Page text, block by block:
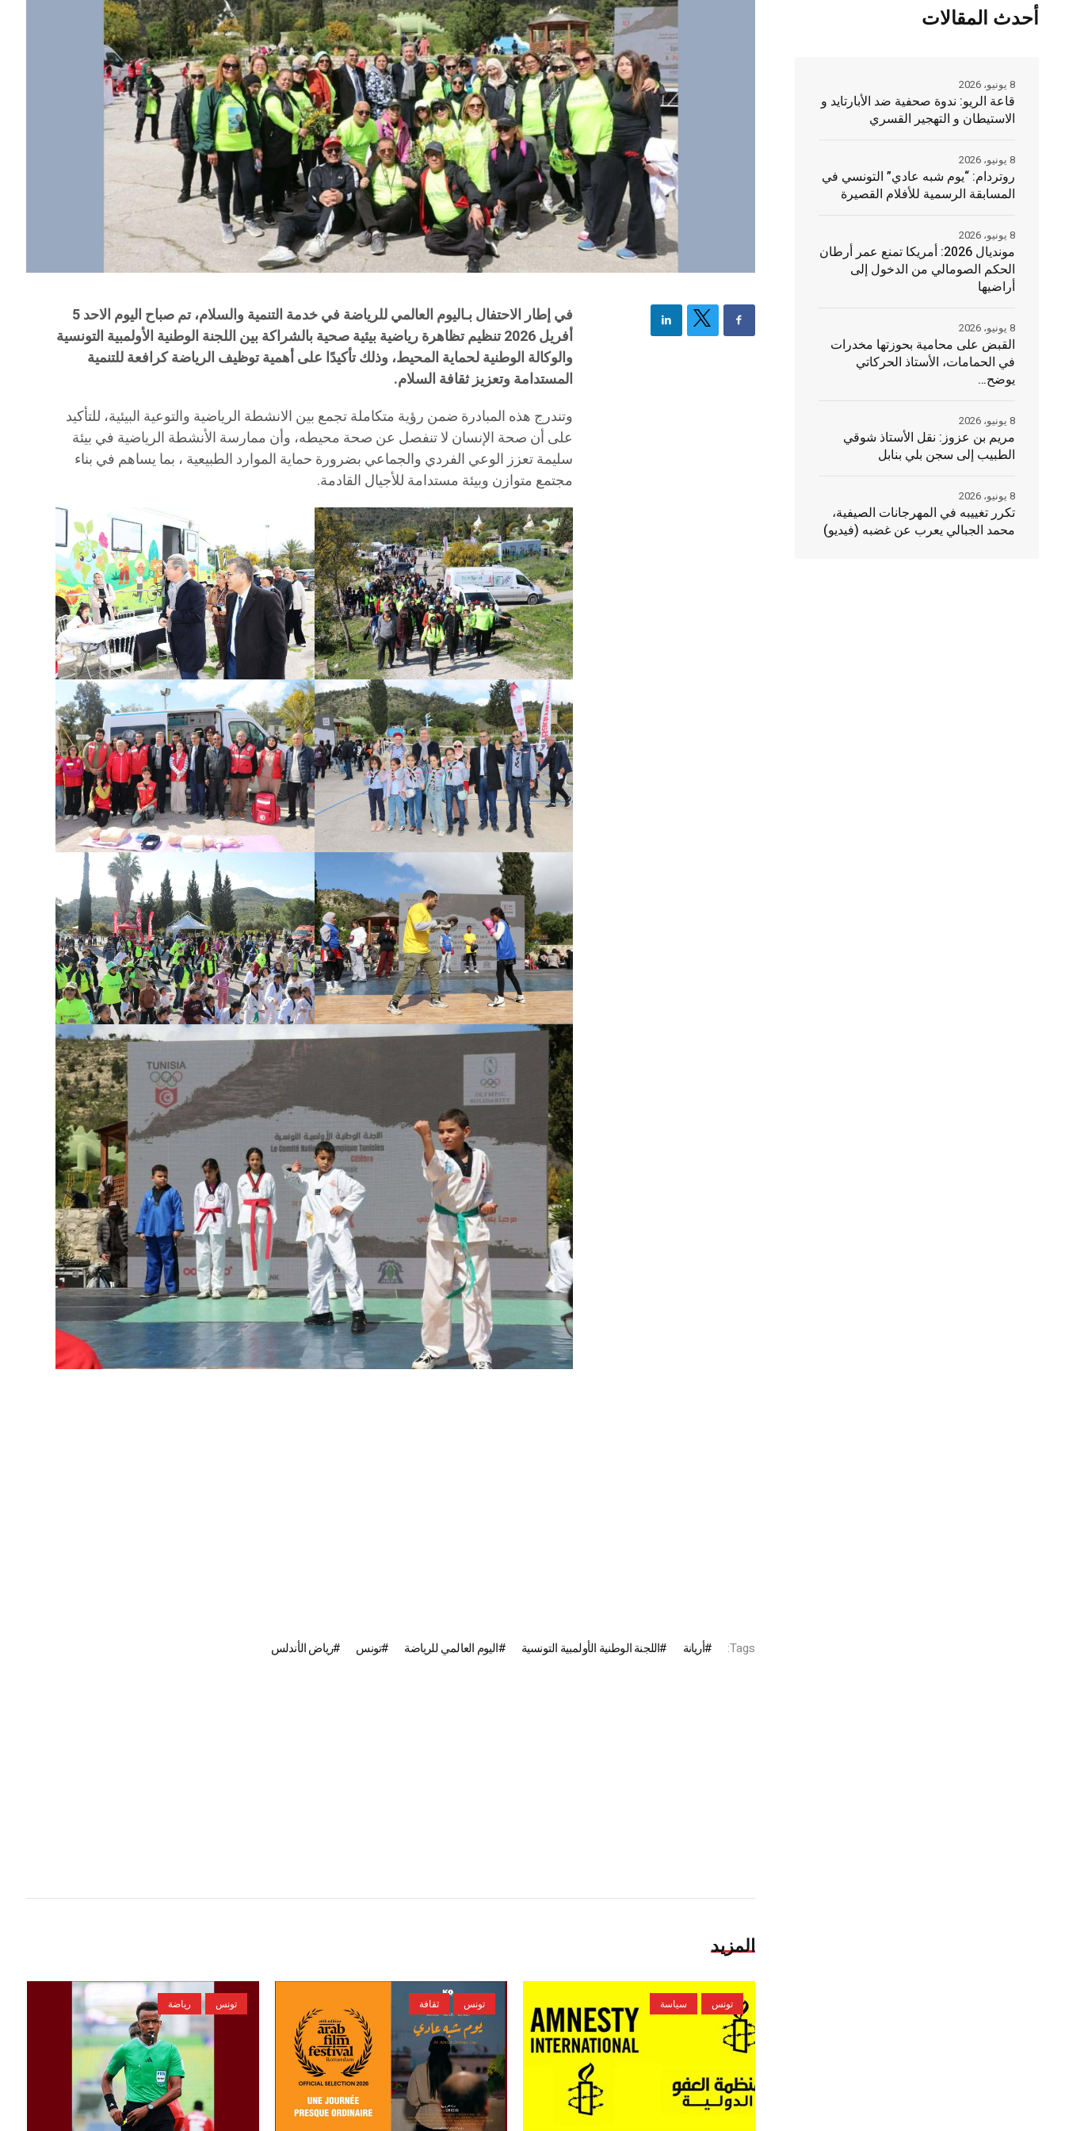
في إطار الاحتفال بـاليوم العالمي للرياضة في خدمة التنمية والسلام، تم صباح اليوم الاحد 5
أفريل 2026 تنظيم تظاهرة رياضية بيئية صحية بالشراكة بين اللجنة الوطنية الأولمبية التونسية
والوكالة الوطنية لحماية المحيط، وذلك تأكيدًا على أهمية توظيف الرياضة كرافعة للتنمية
المستدامة وتعزيز ثقافة السلام.
وتندرج هذه المبادرة ضمن رؤية متكاملة تجمع بين الانشطة الرياضية والتوعية البيئية، للتأكيد
على أن صحة الإنسان لا تنفصل عن صحة محيطه، وأن ممارسة الأنشطة الرياضية في بيئة
سليمة تعزز الوعي الفردي والجماعي بضرورة حماية الموارد الطبيعية ، بما يساهم في بناء
مجتمع متوازن وبيئة مستدامة للأجيال القادمة.
Tags: أريانة اللجنة الوطنية الأولمبية التونسية اليوم العالمي للرياضة تونس رياض الأندلس
المزيد
تونس سياسة تونس ثقافة تونس رياضة
أحدث المقالات
قاعة الريو: ندوة صحفية ضد الأبارتايد و
الاستيطان و التهجير القسري
8 يونيو، 2026
روتردام: “يوم شبه عادي” التونسي في
المسابقة الرسمية للأفلام القصيرة
8 يونيو، 2026
مونديال 2026: أمريكا تمنع عمر أرطان
الحكم الصومالي من الدخول إلى
أراضيها
8 يونيو، 2026
القبض على محامية بحوزتها مخدرات
في الحمامات، الأستاذ الحركاتي
يوضح…
8 يونيو، 2026
مريم بن عزوز: نقل الأستاذ شوقي
الطبيب إلى سجن بلي بنابل
8 يونيو، 2026
تكرر تغييبه في المهرجانات الصيفية،
محمد الجبالي يعرب عن غضبه (فيديو)
8 يونيو، 2026